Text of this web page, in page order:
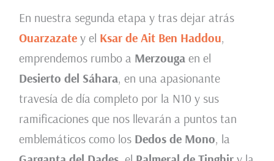
En nuestra segunda etapa y tras dejar atrás
Ouarzazatey el Ksar de Ait Ben Haddou,
emprendemos rumbo a Merzougaen el
Desierto del Sáhara, en una apasionante
travesía de día completo por la N10 y sus
ramificaciones que nos llevarán a puntos tan
emblemáticos como los Dedos de Mono, la